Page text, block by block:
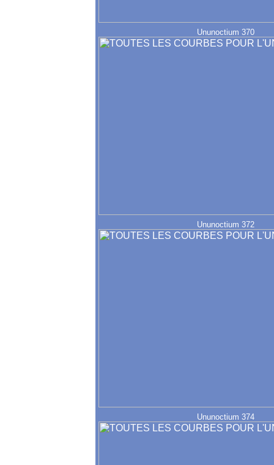
Ununoctium 370
Ununoctium 372
Ununoctium 374